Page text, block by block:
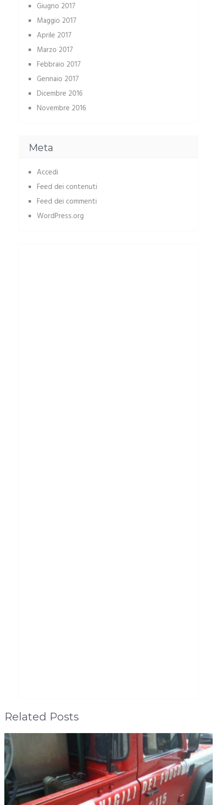
Giugno 2017
Maggio 2017
Aprile 2017
Marzo 2017
Febbraio 2017
Gennaio 2017
Dicembre 2016
Novembre 2016
Meta
Accedi
Feed dei contenuti
Feed dei commenti
WordPress.org
Related Posts